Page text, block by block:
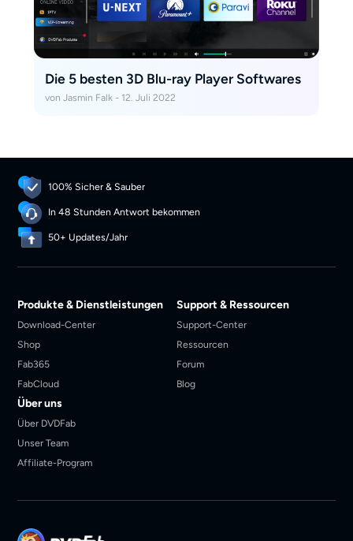
Die 5 besten 3D Blu-ray Player Softwares
von Jasmin Falk - 12. Juli 2022
100% Sicher & Sauber
In 48 Stunden Antwort bekommen
50+ Updates/Jahr
Produkte & Dienstleistungen
Download-Center
Shop
Fab365
FabCloud
Support & Ressourcen
Support-Center
Ressourcen
Forum
Blog
Über uns
Über DVDFab
Unser Team
Affiliate-Program